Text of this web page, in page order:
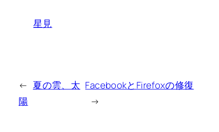
星見
← 夏の雲、太
陽
FacebookとFirefoxの修復
→